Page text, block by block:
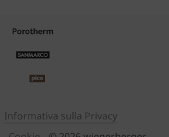
Informativa sulla Privacy